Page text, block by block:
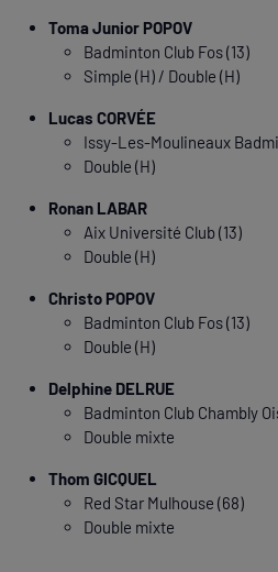
Toma Junior POPOV
Badminton Club Fos (13)
Simple (H) / Double (H)
Lucas CORVÉE
Issy-Les-Moulineaux
Double (H)
Ronan LABAR
Aix Université Club (13)
Double (H)
Christo POPOV
Badminton Club Fos (13)
Double (H)
Delphine DELRUE
Badminton Club Chambly
Double mixte
Thom GICQUEL
Red Star Mulhouse (68)
Double mixte